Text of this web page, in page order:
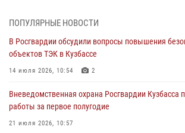
07 августа 2026, 05:32
С 1 сентября 2026 года вступает в силу новый
частной охранной деятельности
06 августа 2026, 10:19
Росгвардейцы задержали предполагаемого
ножевого ранения кемеровчанину
06 августа 2026, 09:18
ПОПУЛЯРНЫЕ НОВОСТИ
В Росгвардии обсудили вопросы повышения
объектов ТЭК в Кузбассе
14 июля 2026, 10:54 2
Вневедомственная охрана Росгвардии Кузбасса
работы за первое полугодие
21 июля 2026, 10:57